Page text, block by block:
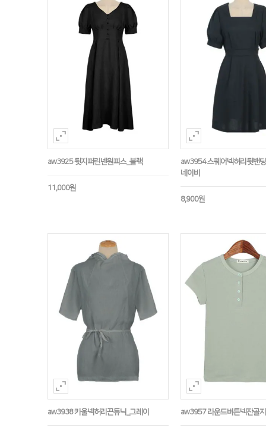
aw3925 뒷지퍼린넨원피스_블랙
11,000원
aw3954 스퀘어넥허리뒷밴
네이비
8,900원
aw3938 카울넥허리끈튜닉_그레이 aw3957 라운드버튼넥잔골